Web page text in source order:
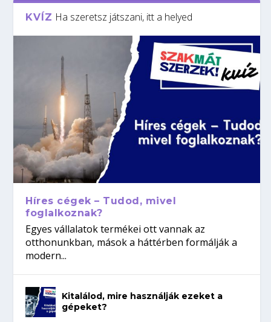
KVÍZ Ha szeretsz játszani, itt a helyed
Híres cégek – Tudod, mivel
foglalkoznak?
Egyes vállalatok termékei ott vannak az
otthonunkban, mások a háttérben formálják a
modern...
Kitalálod, mire használják ezeket a
gépeket?